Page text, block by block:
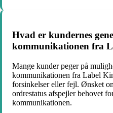
Hvad er kundernes
kommunikationen fra
Mange kunder peger på
kommunikationen fra Label
forsinkelser eller fejl. Ønsket
ordrestatus afspejler behovet
kommunikationen.